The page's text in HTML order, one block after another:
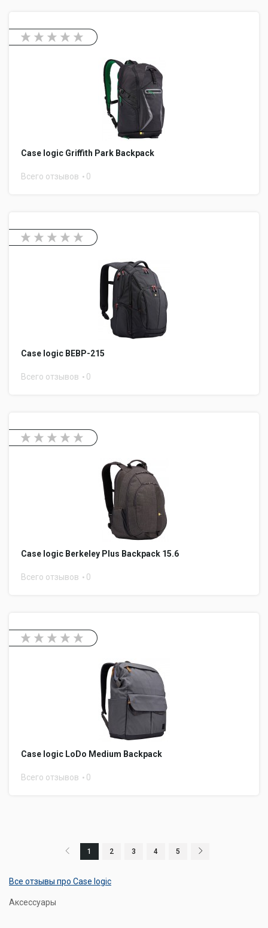
Case logic Griffith Park Backpack
Всего отзывов 0
Case logic BEBP-215
Всего отзывов 0
Case logic Berkeley Plus Backpack 15.6
Всего отзывов 0
Case logic LoDo Medium Backpack
Всего отзывов 0
1 2 3 4 5
Все отзывы про Case logic
Аксессуары